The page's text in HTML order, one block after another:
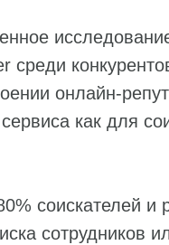
онлайн-
как для
соискателей и
сотрудников